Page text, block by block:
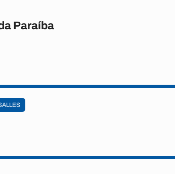
Paraíba